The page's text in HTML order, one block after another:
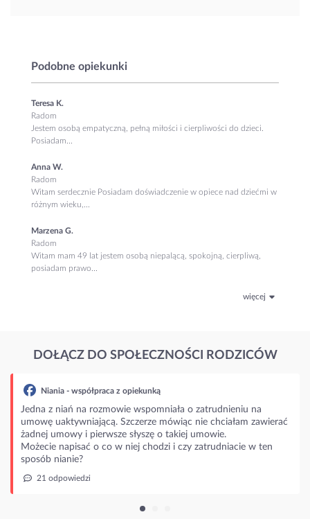
Podobne opiekunki
Teresa K.
Radom
Jestem osobą empatyczną, pełną miłości i cierpliwości do dzieci.
Posiadam...
Anna W.
Radom
Witam serdecznie Posiadam doświadczenie w opiece nad dziećmi w
różnym wieku,...
Marzena G.
Radom
Witam mam 49 lat jestem osobą niepalącą, spokojną, cierpliwą,
posiadam prawo...
więcej
DOŁĄCZ DO SPOŁECZNOŚCI RODZICÓW
z opiekunką
rozmowie wspomniała o zatrudnieniu na
Szczerze mówiąc nie chciałam zawierać
i pierwsze słyszę o takiej umowie.
o co w niej chodzi i czy zatrudniacie w ten